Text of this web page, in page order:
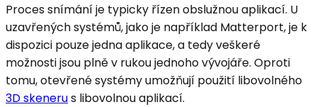
Proces snímání je typicky řízen obslužnou aplikací. U
uzavřených systémů, jako je například Matterport, je k
dispozici pouze jedna aplikace, a tedy veškeré
možnosti jsou plně v rukou jednoho vývojáře. Oproti
tomu, otevřené systémy umožňují použití libovolného
3D skenerus libovolnou aplikací.